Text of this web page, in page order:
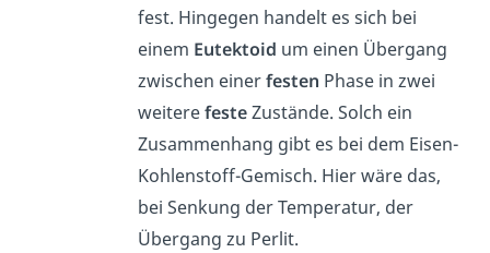
fest. Hingegen handelt es sich bei
einem Eutektoid um einen Übergang
zwischen einerfesten Phase in zwei
weiterefesteZustände. Solch ein
Zusammenhang gibt es bei dem Eisen-
Kohlenstoff-Gemisch. Hier wäre das,
bei Senkung der Temperatur, der
Übergang zu Perlit.